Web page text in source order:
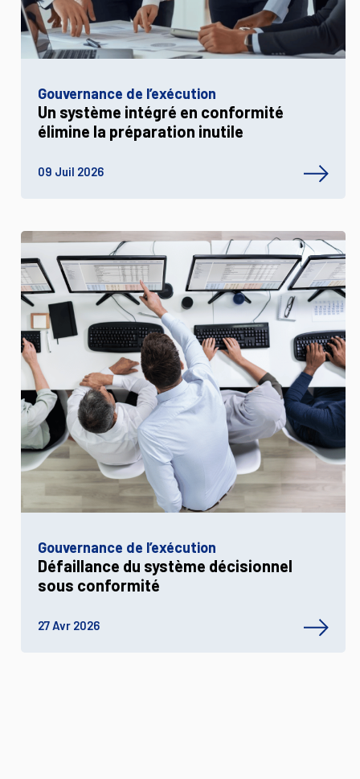
Gouvernance de l’exécution
Un système intégré en conformité
élimine la préparation inutile
09 Juil 2026
Gouvernance de l’exécution
Défaillance du système décisionnel
sous conformité
27 Avr 2026